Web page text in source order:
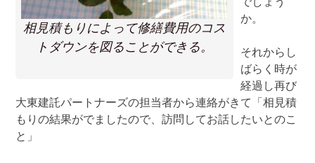
相見積もりによって修繕費用のコス
トダウンを図ることができる。
か。
それからし
ばらく時が
経過し再び
大東建託パートナーズの担当者から連絡がきて「相見積
もりの結果がでましたので、訪問してお話したいとのこ
と」